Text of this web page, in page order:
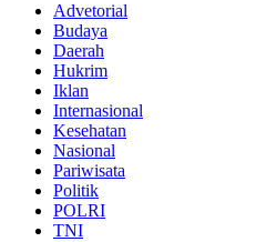
Advetorial
Budaya
Daerah
Hukrim
Iklan
Internasional
Kesehatan
Nasional
Pariwisata
Politik
POLRI
TNI